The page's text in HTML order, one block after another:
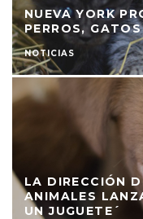
NUEVA YORK
PERROS,
NOTICIAS
LA DIRECCIÓN
ANIMALES
UN JUGUETE´